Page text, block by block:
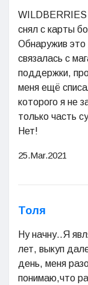
WILDBERRIES
снял с карты
Обнаружив это
связалась с
поддержки,
меня ещё
которого я не
только часть
Нет!
25.Mar.2021
Толя
Ну начну..Я
лет, выкуп
день, меня
понимаю,что